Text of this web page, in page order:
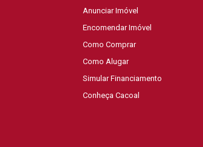
Anunciar Imóvel
Encomendar Imóvel
Como Comprar
Como Alugar
Simular Financiamento
Conheça Cacoal